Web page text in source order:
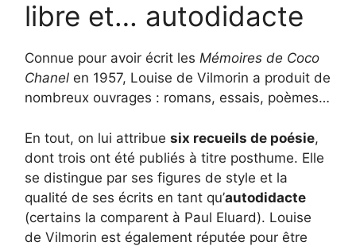
libre et… autodidacte
Connue pour avoir écrit les Mémoires de Coco
Chanel en 1957, Louise de Vilmorin a produit de
nombreux ouvrages : romans, essais, poèmes…
En tout, on lui attribue six recueils de poésie,
dont trois ont été publiés à titre posthume. Elle
se distingue par ses figures de style et la
qualité de ses écrits en tant qu’autodidacte
(certains la comparent à Paul Eluard). Louise
de Vilmorin est également réputée pour être